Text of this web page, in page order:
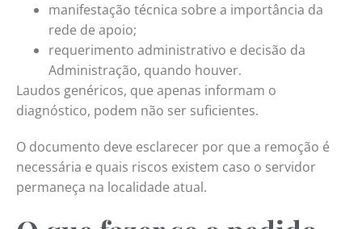
manifestação técnica sobre a importância da
rede de apoio;
requerimento administrativo e decisão da
Administração, quando houver.
Laudos genéricos, que apenas informam o
diagnóstico, podem não ser suficientes.
O documento deve esclarecer por que a remoção é
necessária e quais riscos existem caso o servidor
permaneça na localidade atual.